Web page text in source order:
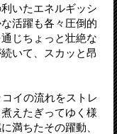
いたエネルギッシ
活躍も各々圧倒的
じちょっと壮絶な
いて、スカッと昂
イの流れをストレ
えたぎってゆく様
満ちたその躍動、